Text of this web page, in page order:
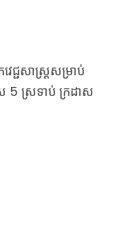
ជ្ជសាស្រ្តសម្រាប់
ស 5 ស្រទាប់ ក្រដាស